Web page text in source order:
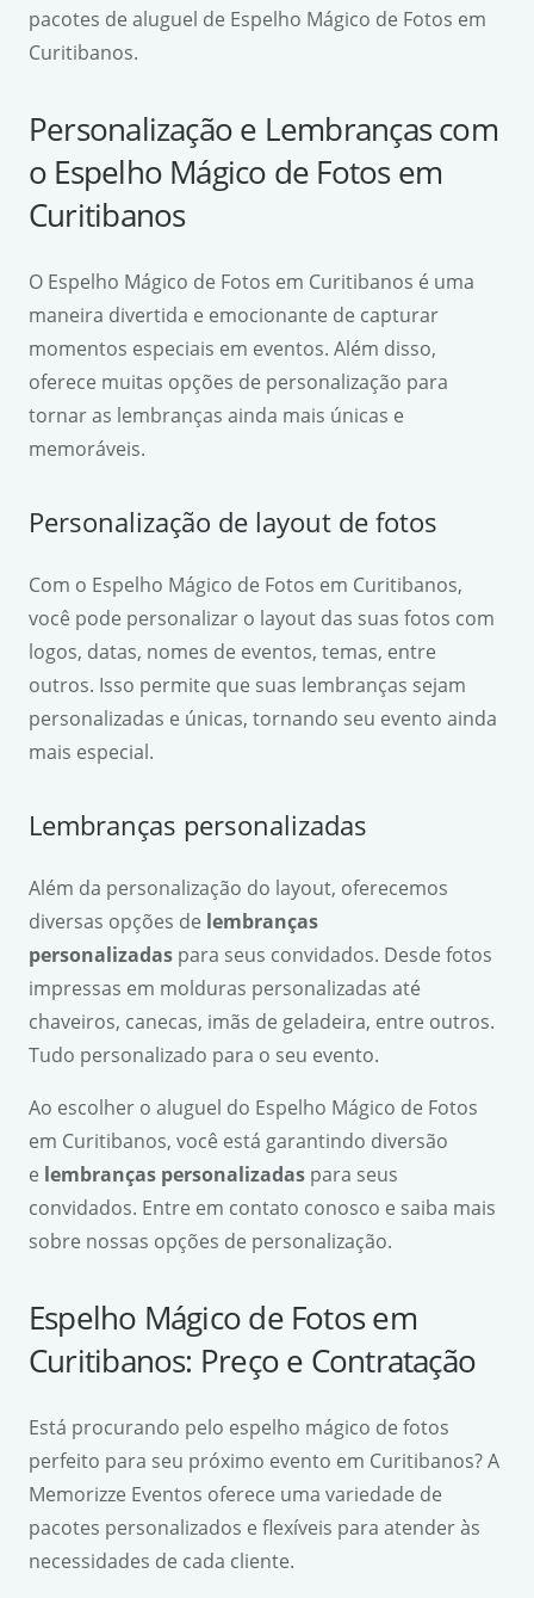
pacotes de aluguel de Espelho Mágico de Fotos em
Curitibanos.
Personalização e Lembranças com
o Espelho Mágico de Fotos em
Curitibanos
O Espelho Mágico de Fotos em Curitibanos é uma
maneira divertida e emocionante de capturar
momentos especiais em eventos. Além disso,
oferece muitas opções de personalização para
tornar as lembranças ainda mais únicas e
memoráveis.
Personalização de layout de fotos
Com o Espelho Mágico de Fotos em Curitibanos,
você pode personalizar o layout das suas fotos com
logos, datas, nomes de eventos, temas, entre
outros. Isso permite que suas lembranças sejam
personalizadas e únicas, tornando seu evento ainda
mais especial.
Lembranças personalizadas
Além da personalização do layout, oferecemos
diversas opções de lembranças
personalizadas para seus convidados. Desde fotos
impressas em molduras personalizadas até
chaveiros, canecas, imãs de geladeira, entre outros.
Tudo personalizado para o seu evento.
Ao escolher o aluguel do Espelho Mágico de Fotos
em Curitibanos, você está garantindo diversão
e lembranças personalizadas para seus
convidados. Entre em contato conosco e saiba mais
sobre nossas opções de personalização.
Espelho Mágico de Fotos em
Curitibanos: Preço e Contratação
Está procurando pelo espelho mágico de fotos
perfeito para seu próximo evento em Curitibanos? A
Memorizze Eventos oferece uma variedade de
pacotes personalizados e flexíveis para atender às
necessidades de cada cliente.